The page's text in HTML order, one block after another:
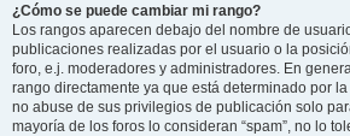
¿Cómo se puede cambiar mi rango?
Los rangos aparecen debajo del nombre de
publicaciones realizadas por el usuario o la
foro, e.j. moderadores y administradores. En
rango directamente ya que está determinado por
no abuse de sus privilegios de publicación solo
mayoría de los foros lo consideran “spam”, no lo